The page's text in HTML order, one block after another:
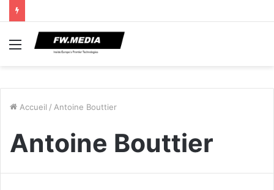
Menu
Accueil / Antoine Bouttier
Antoine Bouttier